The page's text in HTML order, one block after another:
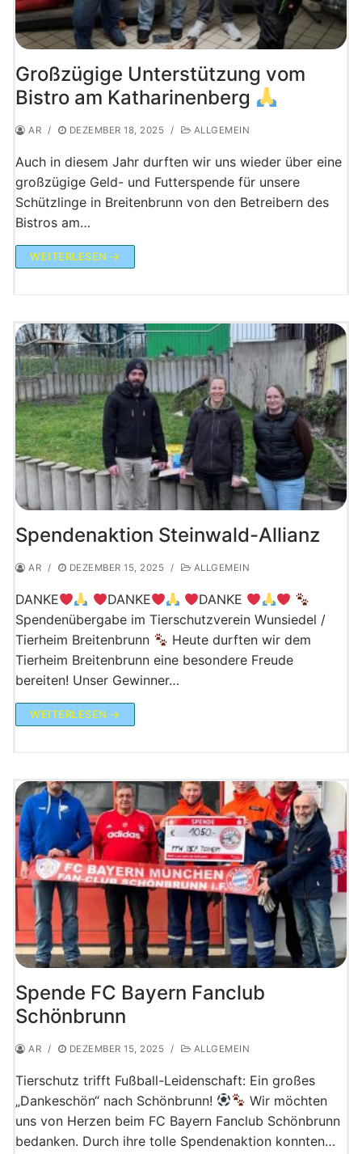
Großzügige Unterstützung vom
Bistro am Katharinenberg
AR / DEZEMBER 18, 2025 / ALLGEMEIN
Auch in diesem Jahr durften wir uns wieder über eine
großzügige Geld- und Futterspende für unsere
Schützlinge in Breitenbrunn von den Betreibern des
Bistros am…
WEITERLESEN →
Spendenaktion Steinwald-Allianz
AR / DEZEMBER 15, 2025 / ALLGEMEIN
DANKE DANKE
DANKE
Spendenübergabe im Tierschutzverein Wunsiedel /
Tierheim Breitenbrunn
Heute durften wir dem
Tierheim Breitenbrunn eine besondere Freude
bereiten! Unser Gewinner…
WEITERLESEN →
Spende FC Bayern Fanclub
Schönbrunn
AR / DEZEMBER 15, 2025 / ALLGEMEIN
Tierschutz trifft Fußball-Leidenschaft: Ein großes
„Dankeschön“ nach Schönbrunn!
​Wir möchten
uns von Herzen beim FC Bayern Fanclub Schönbrunn
bedanken. Durch ihre tolle Spendenaktion konnten…